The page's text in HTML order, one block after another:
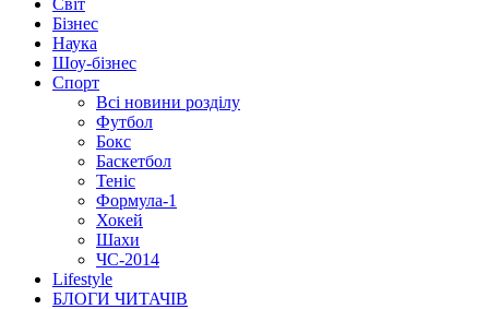
Світ
Бізнес
Наука
Шоу-бізнес
Спорт
Всі новини розділу
Футбол
Бокс
Баскетбол
Теніс
Формула-1
Хокей
Шахи
ЧС-2014
Lifestyle
БЛОГИ ЧИТАЧІВ